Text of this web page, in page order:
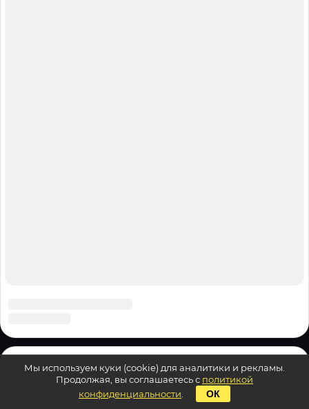
Мы используем куки (cookie) для аналитики и рекламы.
Продолжая, вы соглашаетесь с политикой
конфиденциальности
ОК